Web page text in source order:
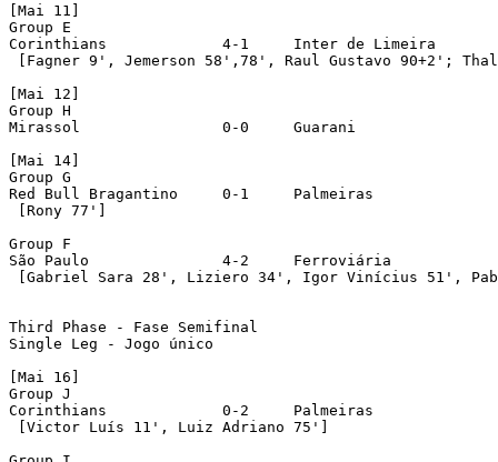
[Mai 11]
Group E
Corinthians		4-1	Inter de Limeira
[Fagner 9', Jemerson 58',78', Raul Gustavo 90+2';
[Mai 12]
Group H
Mirassol		0-0	Guarani 			[Pen. 4-3]
[Mai 14]
Group G
Red Bull Bragantino	0-1	Palmeiras
[Rony 77']
Group F
São Paulo		4-2	Ferroviária
[Gabriel Sara 28', Liziero 34', Igor Vinícius 51',
Third Phase - Fase Semifinal
Single Leg - Jogo único
[Mai 16]
Group J
Corinthians		0-2	Palmeiras
[Victor Luís 11', Luiz Adriano 75']